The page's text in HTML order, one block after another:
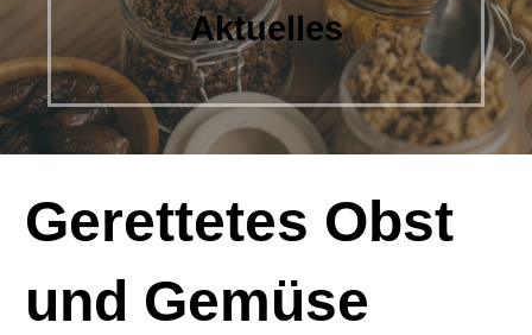
Aktuelles
Gerettetes Obst
und Gemüse